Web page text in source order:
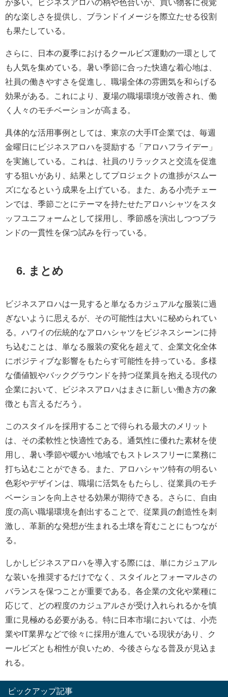
が多い。ビジネスアロハの柄や色合いが、買い物客に視覚
的な楽しさを提供し、ブランドイメージを際立たせる役割
も果たしている。
さらに、日本の夏季におけるクールビズ運動の一環として
も人気を集めている。暑い季節に合った快適な着心地は、
社員の働きやすさを促進し、職場全体の雰囲気を和らげる
効果がある。これにより、夏場の職場環境が改善され、働
く人々のモチベーションが高まる。
具体的な活用事例としては、東京の大手IT企業では、毎週
金曜日にビジネスアロハを奨励する「アロハフライデー」
を実施している。これは、社員のリラックスと交流を促進
する狙いがあり、結果としてプロジェクトの進捗がスムー
ズになるという成果を上げている。また、ある小売チェー
ンでは、季節ごとにテーマを持たせたアロハシャツをスタ
ッフユニフォームとして採用し、季節感を演出しつつブラ
ンドの一貫性を保つ試みを行っている。
6. まとめ
ビジネスアロハは一見すると単なるカジュアルな服装に過
ぎないように思えるが、その可能性は大いに秘められてい
る。ハワイの伝統的なアロハシャツをビジネスシーンに持
ち込むことは、単なる服装の変化を超えて、企業文化全体
にポジティブな影響をもたらす可能性を持っている。多様
な価値観やバックグラウンドを持つ従業員を抱える現代の
企業において、ビジネスアロハはまさに新しい働き方の象
徴とも言えるだろう。
このスタイルを採用することで得られる最大のメリット
は、その柔軟性と快適性である。通気性に優れた素材を使
用し、暑い季節や暖かい地域でもストレスフリーに業務に
打ち込むことができる。また、アロハシャツ特有の明るい
色彩やデザインは、職場に活気をもたらし、従業員のモチ
ベーションを向上させる効果が期待できる。さらに、自由
度の高い職場環境を創出することで、従業員の創造性を刺
激し、革新的な発想が生まれる土壌を育むことにもつなが
る。
しかしビジネスアロハを導入する際には、単にカジュアル
な装いを推奨するだけでなく、スタイルとフォーマルさの
バランスを保つことが重要である。各企業の文化や業種に
応じて、どの程度のカジュアルさが受け入れられるかを慎
重に見極める必要がある。特に日本市場においては、小売
業やIT業界などで徐々に採用が進んでいる現状があり、ク
ールビズとも相性が良いため、今後さらなる普及が見込ま
れる。
ピックアップ記事